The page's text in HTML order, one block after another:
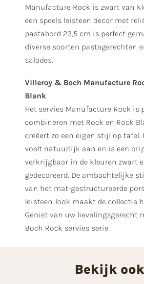
Manufacture Rock is zwart van
een speels leisteen decor met
pastabord 23,5 cm is perfect
diverse soorten pastagerechten
salades.
Villeroy & Boch Manufacture
Blank
Het servies Manufacture Rock is
combineren met Rock en Rock
creëert zo een eigen stijl op tafel.
voelt natuurlijk aan en is een
verkrijgbaar in de kleuren zwart
gedecoreerd. De ambachtelijke
van het mat-gestructureerde
leisteen-look maakt de collectie
Geniet van uw lievelingsgerecht
Boch Rock servies serie
Bekijk ook